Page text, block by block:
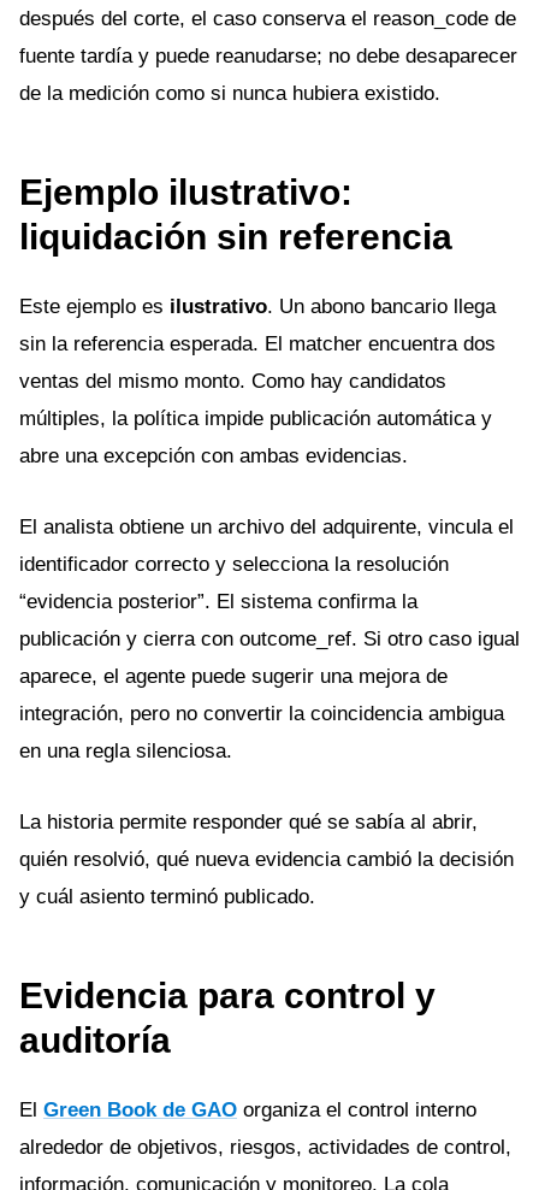
después del corte, el caso conserva el reason_code de
fuente tardía y puede reanudarse; no debe desaparecer
de la medición como si nunca hubiera existido.
Ejemplo ilustrativo:
liquidación sin referencia
Este ejemplo es ilustrativo. Un abono bancario llega
sin la referencia esperada. El matcher encuentra dos
ventas del mismo monto. Como hay candidatos
múltiples, la política impide publicación automática y
abre una excepción con ambas evidencias.
El analista obtiene un archivo del adquirente, vincula el
identificador correcto y selecciona la resolución
“evidencia posterior”. El sistema confirma la
publicación y cierra con outcome_ref. Si otro caso igual
aparece, el agente puede sugerir una mejora de
integración, pero no convertir la coincidencia ambigua
en una regla silenciosa.
La historia permite responder qué se sabía al abrir,
quién resolvió, qué nueva evidencia cambió la decisión
y cuál asiento terminó publicado.
Evidencia para control y
auditoría
El Green Book de GAO organiza el control interno
alrededor de objetivos, riesgos, actividades de control,
información, comunicación y monitoreo. La cola